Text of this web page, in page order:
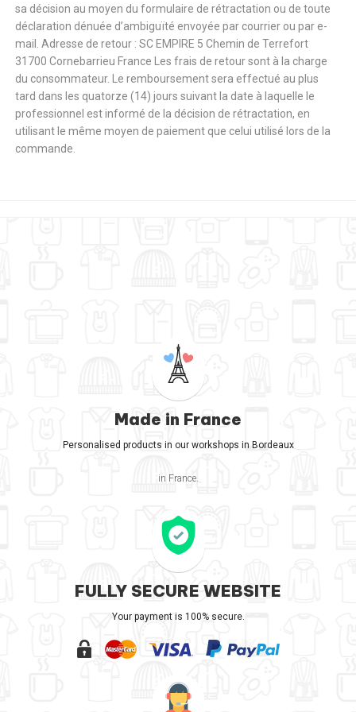
sa décision au moyen du formulaire de rétractation ou de toute
déclaration dénuée d’ambiguïté envoyée par courrier ou par e-
mail. Adresse de retour : SC EMPIRE 5 Chemin de Terrefort
31700 Cornebarrieu France Les frais de retour sont à la charge
du consommateur. Le remboursement sera effectué au plus
tard dans les quatorze (14) jours suivant la date à laquelle le
professionnel est informé de la décision de rétractation, en
utilisant le même moyen de paiement que celui utilisé lors de la
commande.
Made in France
Personalised products in our workshops in Bordeaux
in France.
FULLY SECURE WEBSITE
Your payment is 100% secure.